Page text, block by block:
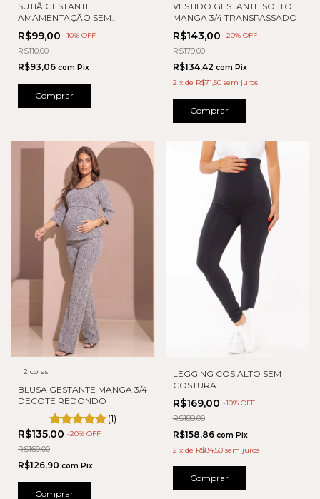
SUTIÃ GESTANTE
AMAMENTAÇÃO SEM
COSTURA
R$99,00 -10% OFF
R$110,00
R$93,06 com Pix
Comprar
VESTIDO GESTANTE SOLTO
MANGA 3/4 TRANSPASSADO
R$143,00 -20% OFF
R$179,00
R$134,42 com Pix
2 x de R$71,50 sem juros
Comprar
2 cores
BLUSA GESTANTE MANGA 3/4
DECOTE REDONDO
(1)
R$135,00 -20% OFF
R$169,00
R$126,90 com Pix
Comprar
LEGGING COS ALTO SEM
COSTURA
R$169,00 -10% OFF
R$188,00
R$158,86 com Pix
2 x de R$84,50 sem juros
Comprar